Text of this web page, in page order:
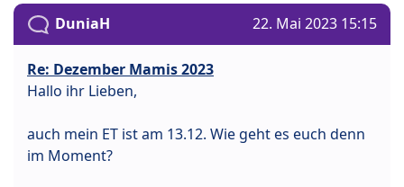
DuniaH 22. Mai 2023 15:15
Re: Dezember Mamis 2023
Hallo ihr Lieben,
auch mein ET ist am 13.12. Wie geht es euch denn
im Moment?